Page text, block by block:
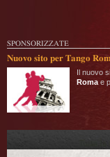
SPONSORIZZATE
Nuovo sito per Tango
Il nuovo
Roma e